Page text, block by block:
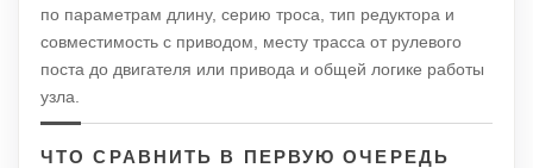
по параметрам длину, серию троса, тип редуктора и
совместимость с приводом, месту трасса от рулевого
поста до двигателя или привода и общей логике работы
узла.
ЧТО СРАВНИТЬ В ПЕРВУЮ ОЧЕРЕДЬ